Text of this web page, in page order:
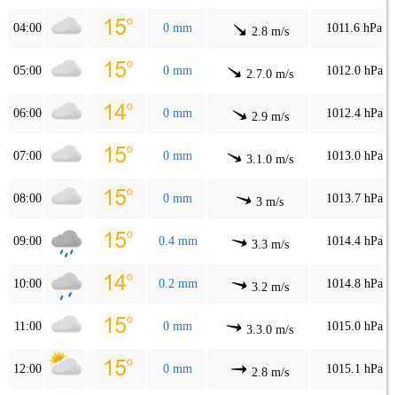
04:00 0 mm 2.8 m/s 1011.6 hPa
05:00 0 mm 2.7.0 m/s 1012.0 hPa
06:00 0 mm 2.9 m/s 1012.4 hPa
07:00 0 mm 3.1.0 m/s 1013.0 hPa
08:00 0 mm 3 m/s 1013.7 hPa
09:00 0.4 mm 3.3 m/s 1014.4 hPa
10:00 0.2 mm 3.2 m/s 1014.8 hPa
11:00 0 mm 3.3.0 m/s 1015.0 hPa
12:00 0 mm 2.8 m/s 1015.1 hPa